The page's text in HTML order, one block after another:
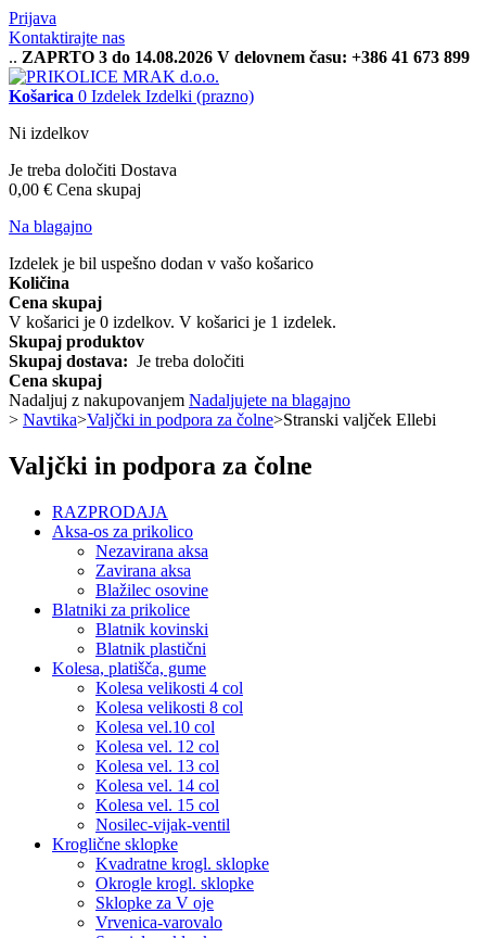
Prijava
Kontaktirajte nas
.. ZAPRTO 3 do 14.08.2026 V delovnem času: +386 41 673 899
Košarica 0 Izdelek Izdelki (prazno)
Ni izdelkov
Je treba določiti Dostava
0,00 € Cena skupaj
Na blagajno
Izdelek je bil uspešno dodan v vašo košarico
Količina
Cena skupaj
V košarici je 0 izdelkov. V košarici je 1 izdelek.
Skupaj produktov
Skupaj dostava: Je treba določiti
Cena skupaj
Nadaljuj z nakupovanjem Nadaljujete na blagajno
> Navtika>Valjčki in podpora za čolne>Stranski valjček Ellebi
Valjčki in podpora za čolne
RAZPRODAJA
Aksa-os za prikolico
Nezavirana aksa
Zavirana aksa
Blažilec osovine
Blatniki za prikolice
Blatnik kovinski
Blatnik plastični
Kolesa, platišča, gume
Kolesa velikosti 4 col
Kolesa velikosti 8 col
Kolesa vel.10 col
Kolesa vel. 12 col
Kolesa vel. 13 col
Kolesa vel. 14 col
Kolesa vel. 15 col
Nosilec-vijak-ventil
Kroglične sklopke
Kvadratne krogl. sklopke
Okrogle krogl. sklopke
Sklopke za V oje
Vrvenica-varovalo